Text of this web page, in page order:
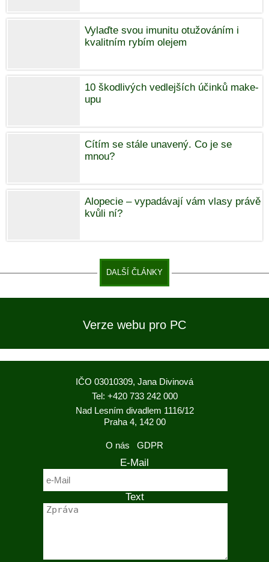
Vylaďte svou imunitu otužováním i
kvalitním rybím olejem
10 škodlivých vedlejších účinků make-
upu
Cítím se stále unavený. Co je se
mnou?
Alopecie – vypadávají vám vlasy právě
kvůli ní?
DALŠÍ ČLÁNKY
Verze webu pro PC
IČO 03010309, Jana Divinová
Tel: +420 733 242 000
Nad Lesním divadlem 1116/12
Praha 4, 142 00
O nás GDPR
E-Mail
Text